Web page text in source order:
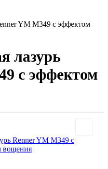
YM M349 с эффектом
лазурь
с эффектом